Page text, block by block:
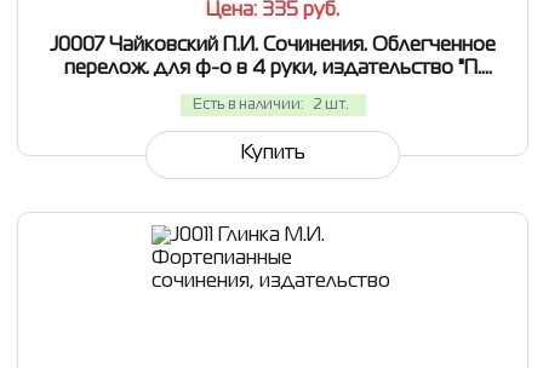
Цена: 335 руб.
J0007 Чайковский П.И. Сочинения. Облегченное
перелож. для ф-о в 4 руки, издательство "П.
Юргенсон"
Есть в наличии: 2 шт.
Купить